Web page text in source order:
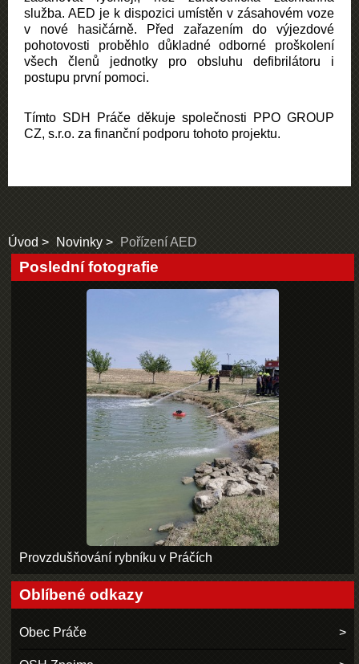
služba. AED je k dispozici umístěn v zásahovém voze
v nové hasičárně. Před zařazením do výjezdové
pohotovosti proběhlo důkladné odborné proškolení
všech členů jednotky pro obsluhu defibrilátoru i
postupu první pomoci.
Tímto SDH Práče děkuje společnosti PPO GROUP
CZ, s.r.o. za finanční podporu tohoto projektu.
Úvod Novinky Pořízení AED
Poslední fotografie
Provzdušňování rybníku v Práčích
Oblíbené odkazy
Obec Práče